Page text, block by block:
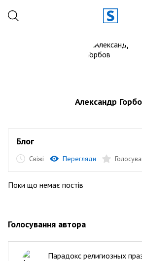
Александр
Блог
Свіжі Перегляди
Поки що немає постів
Голосування автора
Парадокс религиозных